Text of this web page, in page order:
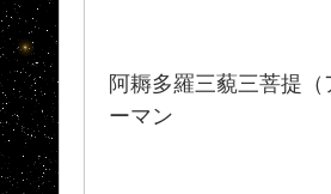
阿耨多羅三藐三菩提
ーマン